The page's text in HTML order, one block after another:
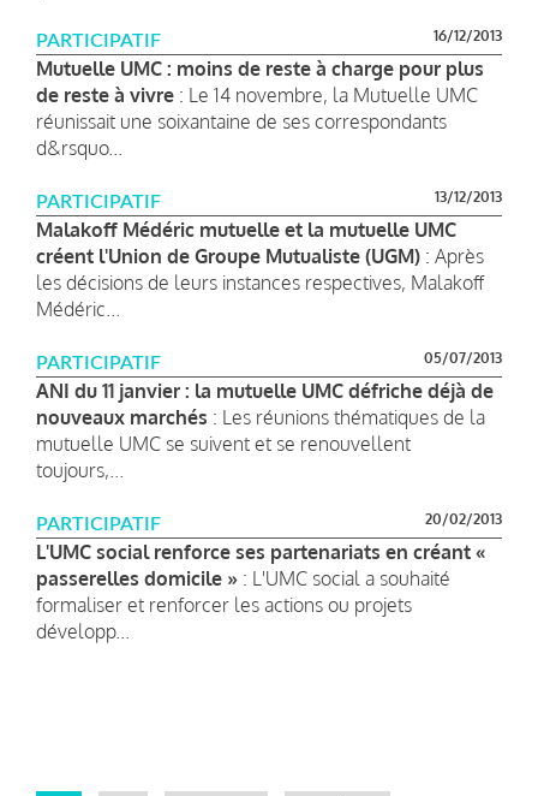
PARTICIPATIF 16/12/2013
Mutuelle UMC : moins de reste à charge pour plus
de reste à vivre : Le 14 novembre, la Mutuelle UMC
réunissait une soixantaine de ses correspondants
d&rsquo...
PARTICIPATIF 13/12/2013
Malakoff Médéric mutuelle et la mutuelle UMC
créent l'Union de Groupe Mutualiste (UGM) : Après
les décisions de leurs instances respectives, Malakoff
Médéric...
PARTICIPATIF 05/07/2013
ANI du 11 janvier : la mutuelle UMC défriche déjà de
nouveaux marchés : Les réunions thématiques de la
mutuelle UMC se suivent et se renouvellent
toujours,...
PARTICIPATIF 20/02/2013
L'UMC social renforce ses partenariats en créant «
passerelles domicile » : L'UMC social a souhaité
formaliser et renforcer les actions ou projets
développ...